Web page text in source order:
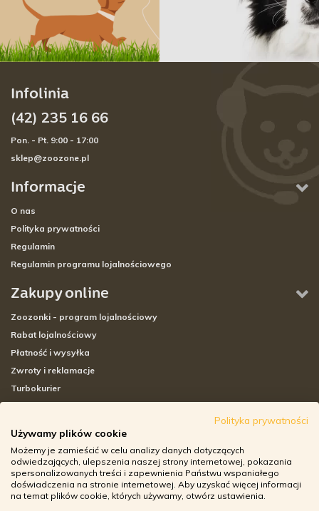
Informacje
O nas
Polityka prywatności
Regulamin
Regulamin programu lojalnościowego
Zakupy online
Zoozonki - program lojalnościowy
Rabat lojalnościowy
Płatność i wysyłka
Zwroty i reklamacje
Turbokurier
Adresy sklepów stacjonarnych
Godziny otwarcia sklepów
Aplikacja zoozone.pl
Zwroty i reklamacje
Infolinia
(42) 235 16 66
Pon. - Pt. 9:00 - 17:00
sklep@zoozone.pl
Polityka prywatności
Używamy plików cookie
Możemy je zamieścić w celu analizy danych dotyczących
odwiedzających, ulepszenia naszej strony internetowej, pokazania
spersonalizowanych treści i zapewnienia Państwu wspaniałego
doświadczenia na stronie internetowej. Aby uzyskać więcej informacji
na temat plików cookie, których używamy, otwórz ustawienia.